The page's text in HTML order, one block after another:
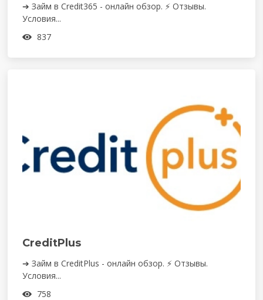
➔ Займ в Credit365 - онлайн обзор. ⚡ Отзывы.
Условия...
837
CreditPlus
➔ Займ в CreditPlus - онлайн обзор. ⚡ Отзывы.
Условия...
758